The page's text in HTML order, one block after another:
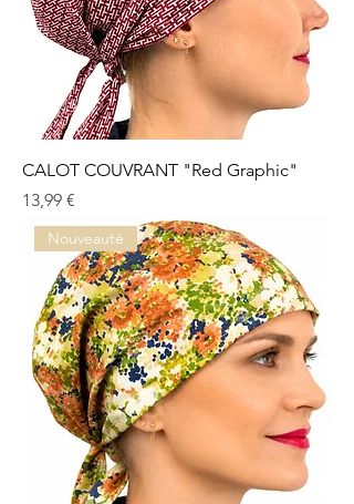
CALOT COUVRANT "Red Graphic"
Prix
13,99 €
Nouveauté